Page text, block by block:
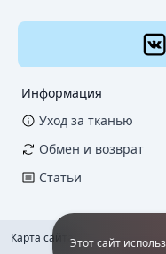
Информация
Уход за тканью
Обмен и возврат
Статьи
Карта сайтаЭтот сайт